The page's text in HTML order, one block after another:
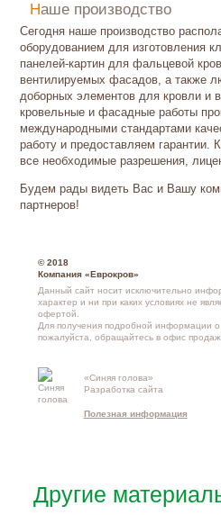
Наше производство
Сегодня наше производство
оборудованием для изготовления
панелей-картин для фальцевой
вентилируемых фасадов, а также
доборных элементов для кровли и
кровельные и фасадные работы
международными стандартами
работу и предоставляем гарантии.
все необходимые разрешения,
Будем рады видеть Вас и Вашу
партнеров!
© 2018
Компания «Еврокров»
Данный сайт носит исключительно
характер и ни при каких условиях не
офертой.
Для получения подробной информации
пожалуйста, обращайтесь вофис продаж
«Синяя голова»
Разработка сайта
Полезная информация
Другие